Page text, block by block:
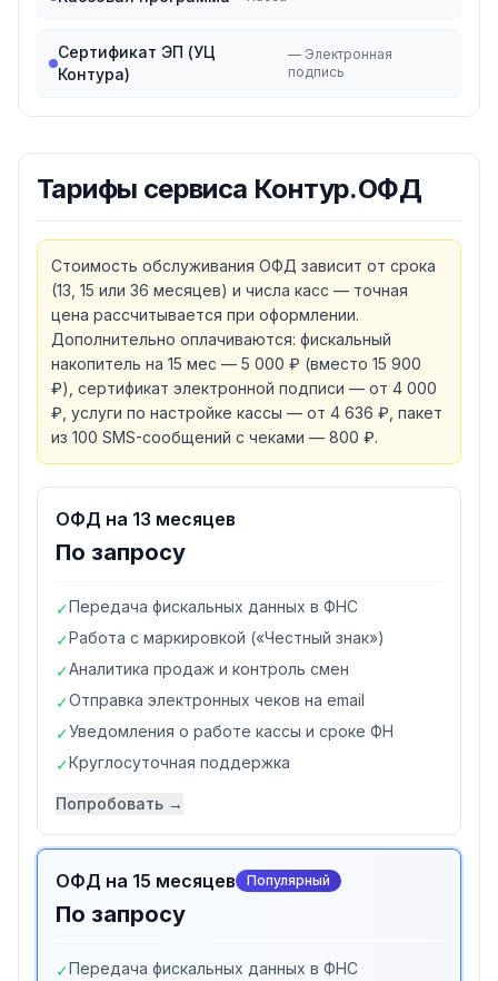
Сертификат ЭП (УЦ
Контура)
— Электронная
подпись
Тарифы сервиса Контур.ОФД
Стоимость обслуживания ОФД зависит от срока
(13, 15 или 36 месяцев) и числа касс — точная
цена рассчитывается при оформлении.
Дополнительно оплачиваются: фискальный
накопитель на 15 мес — 5 000 ₽ (вместо 15 900
₽), сертификат электронной подписи — от 4 000
₽, услуги по настройке кассы — от 4 636 ₽, пакет
из 100 SMS-сообщений с чеками — 800 ₽.
ОФД на 13 месяцев
По запросу
✓Передача фискальных данных в ФНС
✓Работа с маркировкой («Честный знак»)
✓Аналитика продаж и контроль смен
✓Отправка электронных чеков на email
✓Уведомления о работе кассы и сроке ФН
✓Круглосуточная поддержка
Попробовать →
ОФД на 15 месяцев Популярный
По запросу
✓Передача фискальных данных в ФНС